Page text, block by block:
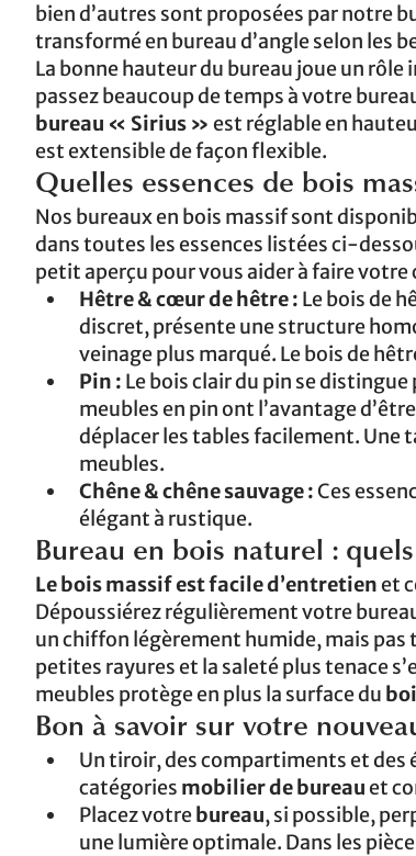
bien d’autres sont proposées par notre
transformé en bureau d’angle selon les
La bonne hauteur du bureau joue un
passez beaucoup de temps à votre
bureau « Sirius » est réglable en
est extensible de façon flexible.
Quelles essences de bois
Nos bureaux en bois massif sont
dans toutes les essences listées ci-
petit aperçu pour vous aider à faire votre
Hêtre & cœur de hêtre : Le bois de
discret, présente une structure
veinage plus marqué. Le bois de
Pin : Le bois clair du pin se
meubles en pin ont l’avantage
déplacer les tables facilement. Une
meubles.
Chêne & chêne sauvage :Ces
élégant à rustique.
Bureau en bois naturel :
Le bois massif est facile d’entretien et
Dépoussiérez régulièrement votre
un chiffon légèrement humide, mais
petites rayures et la saleté plus tenace
meubles protège en plus la surface du
Bon à savoir sur votre
Un tiroir, des compartiments et des
catégories mobilier de bureau et
Placez votrebureau, si possible,
une lumière optimale. Dans les